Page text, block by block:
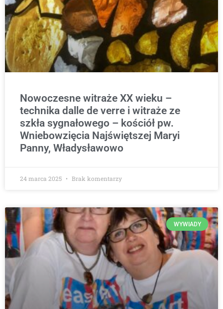
Nowoczesne witraże XX wieku –
technika dalle de verre i witraże ze
szkła sygnałowego – kościół pw.
Wniebowzięcia Najświętszej Maryi
Panny, Władysławowo
24 marca 2025 Brak komentarzy
WYWIADY